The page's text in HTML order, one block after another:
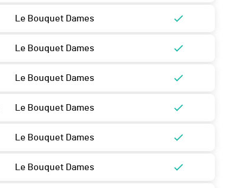
Le Bouquet Dames
Le Bouquet Dames
Le Bouquet Dames
Le Bouquet Dames
Le Bouquet Dames
Le Bouquet Dames